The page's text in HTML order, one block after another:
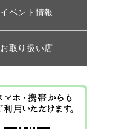
イベント情報
お取り扱い店